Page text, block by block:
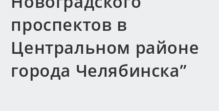
проспектов в
Центральном районе
города Челябинска”